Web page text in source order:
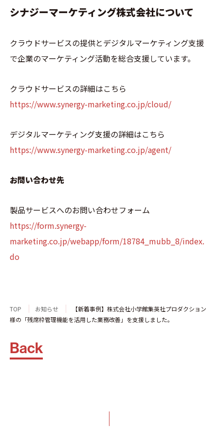
シナジーマーケティング株式会社について
クラウドサービスの提供とデジタルマーケティング支援
で企業のマーケティング活動を総合支援しています。
クラウドサービスの詳細はこちら
https://www.synergy-marketing.co.jp/cloud/
デジタルマーケティング支援の詳細はこちら
https://www.synergy-marketing.co.jp/agent/
お問い合わせ先
製品サービスへのお問い合わせフォーム
https://form.synergy-
marketing.co.jp/webapp/form/18784_mubb_8/index.
do
TOP お知らせ
【新着事例】株式会社小学館集英社プロダクション
様の「残席枠管理機能を活用した業務改善」を支援しました。
Back